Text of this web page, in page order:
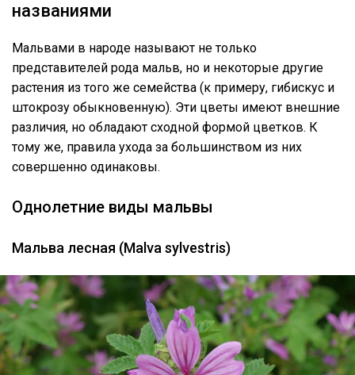
названиями
Мальвами в народе называют не только
представителей рода мальв, но и некоторые другие
растения из того же семейства (к примеру, гибискус и
штокрозу обыкновенную). Эти цветы имеют внешние
различия, но обладают сходной формой цветков. К
тому же, правила ухода за большинством из них
совершенно одинаковы.
Однолетние виды мальвы
Мальва лесная (Malva sylvestris)